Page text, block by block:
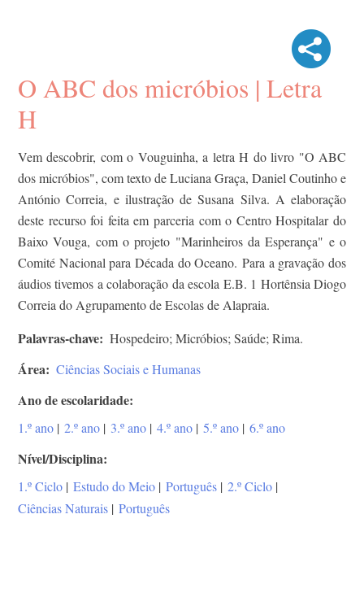
O ABC dos micróbios | Letra
H
Vem descobrir, com o Vouguinha, a letra H do livro "O ABC
dos micróbios", com texto de Luciana Graça, Daniel Coutinho e
António Correia, e ilustração de Susana Silva. A elaboração
deste recurso foi feita em parceria com o Centro Hospitalar do
Baixo Vouga, com o projeto "Marinheiros da Esperança" e o
Comité Nacional para Década do Oceano. Para a gravação dos
áudios tivemos a colaboração da escola E.B. 1 Hortênsia Diogo
Correia do Agrupamento de Escolas de Alapraia.
Palavras-chave Hospedeiro; Micróbios; Saúde; Rima.
Área Ciências Sociais e Humanas
Ano de escolaridade
1.º ano | 2.º ano | 3.º ano | 4.º ano | 5.º ano | 6.º ano
Nível/Disciplina
1.º Ciclo | Estudo do Meio | Português | 2.º Ciclo |
Ciências Naturais | Português